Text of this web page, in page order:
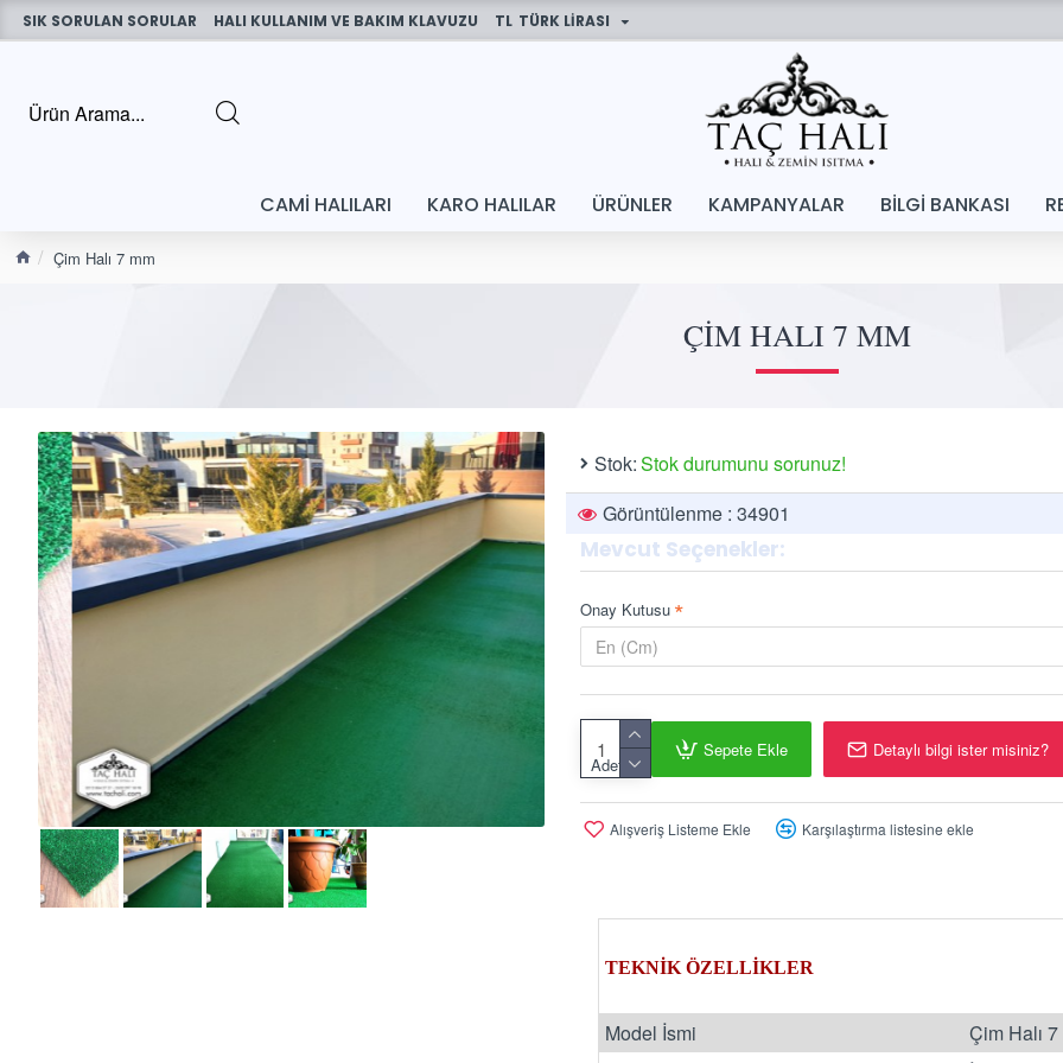
SIK SORULAN SORULAR HALI KULLANIM VE BAKIM KLAVUZU TL TÜRK LIRASI
CAMI HALILARI KARO HALILAR ÜRÜNLER KAMPANYALAR BILGI BANKASI
Çim Halı 7 mm
ÇIM HALI 7 MM
Stok:Stok durumunu sorunuz!
Görüntülenme : 34901
Mevcut Seçenekler:
Onay Kutusu
Adet
Sepete Ekle Detaylı bilgi ister misiniz?
Alışveriş Listeme Ekle Karşılaştırma listesine ekle
TEKNİK ÖZELLİKLER
Model İsmi
Çim Halı